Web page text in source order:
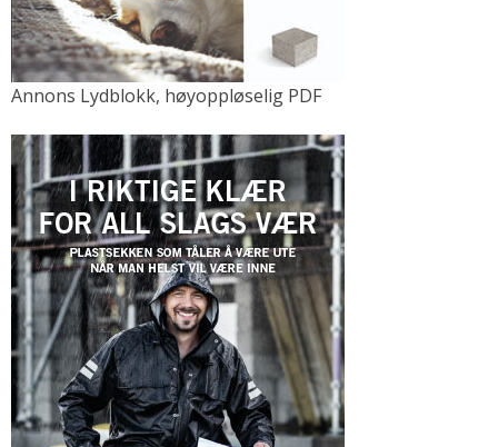
Annons Lydblokk, høyoppløselig PDF